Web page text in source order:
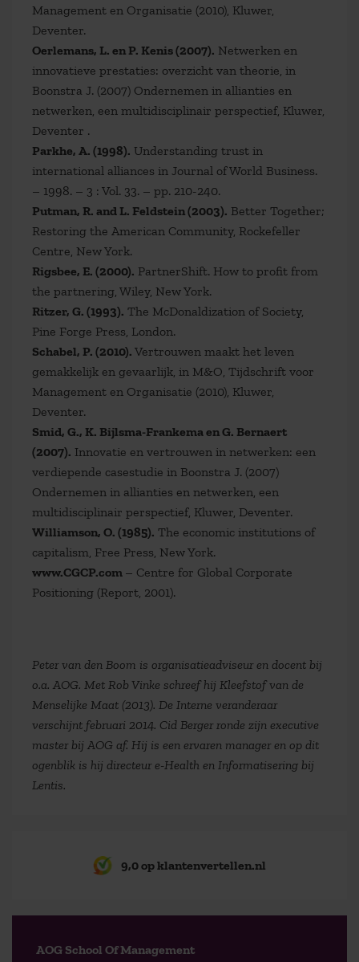
Management en Organisatie (2010), Kluwer,
Deventer.
Oerlemans, L. en P. Kenis (2007). Netwerken en
innovatieve prestaties: overzicht van theorie, in
Boonstra J. (2007) Ondernemen in allianties en
netwerken, een multidisciplinair perspectief, Kluwer,
Deventer .
Parkhe, A. (1998). Understanding trust in
international alliances in Journal of World Business.
– 1998. – 3 : Vol. 33. – pp. 210-240.
Putman, R. and L. Feldstein (2003). Better Together;
Restoring the American Community, Rockefeller
Centre, New York.
Rigsbee, E. (2000). PartnerShift. How to profit from
the partnering, Wiley, New York.
Ritzer, G. (1993). The McDonaldization of Society,
Pine Forge Press, London.
Schabel, P. (2010). Vertrouwen maakt het leven
gemakkelijk en gevaarlijk, in M&O, Tijdschrift voor
Management en Organisatie (2010), Kluwer,
Deventer.
Smid, G., K. Bijlsma-Frankema en G. Bernaert
(2007). Innovatie en vertrouwen in netwerken: een
verdiepende casestudie in Boonstra J. (2007)
Ondernemen in allianties en netwerken, een
multidisciplinair perspectief, Kluwer, Deventer.
Williamson, O. (1985). The economic institutions of
capitalism, Free Press, New York.
www.CGCP.com – Centre for Global Corporate
Positioning (Report, 2001).
Peter van den Boom is organisatieadviseur en docent bij
o.a. AOG. Met Rob Vinke schreef hij Kleefstof van de
Menselijke Maat (2013). De Interne veranderaar
verschijnt februari 2014. Cid Berger ronde zijn executive
master bij AOG af. Hij is een ervaren manager en op dit
ogenblik is hij directeur e-Health en Informatisering bij
Lentis.
9,0 op klantenvertellen.nl
AOG School Of Management